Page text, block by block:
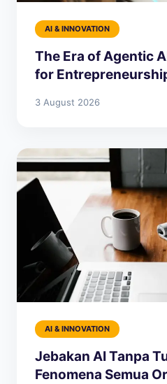
AI & INNOVATION
The Era of Agentic
for
3 August 2026
AI & INNOVATION
Jebakan AI Tanpa
Fenomena Semua